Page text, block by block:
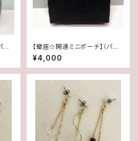
ワ
）
【蠍座☆開運ミニポーチ】（パワ
ーストーンブレス専用にも最適）
¥4,000